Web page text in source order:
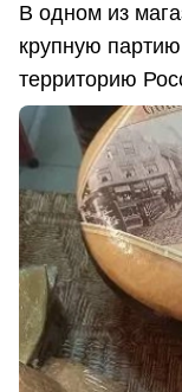
В одном из
крупную
территорию